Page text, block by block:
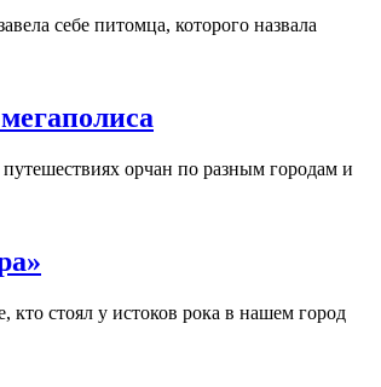
себе питомца, которого назвала
орчан по разным городам и
стоял у истоков рока в нашем город